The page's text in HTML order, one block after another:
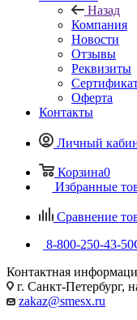
Назад
Компания
Новости
Отзывы
Реквизиты
Оферта
Контакты
Личный
Корзина0
Избранные
Сравнение
8-800-250-43-50
Контактная
г. Санкт-Петербург,
zakaz@smesx.ru